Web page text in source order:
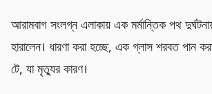
আরামবাগ সংলগ্ন এলাকায় এক মর্মান্তিক পথ
হারালেন। ধারণা করা হচ্ছে, এক গ্লাস শরবত পান
টে, যা মৃত্যুর কারণ।